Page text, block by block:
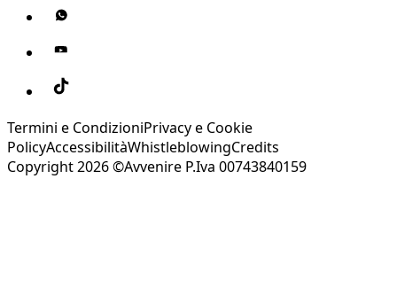
Termini e CondizioniPrivacy e Cookie
PolicyAccessibilitàWhistleblowingCredits
Copyright 2026 ©Avvenire P.Iva 00743840159